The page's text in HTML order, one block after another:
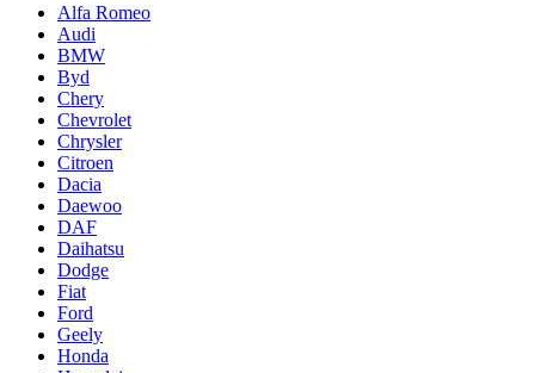
Alfa Romeo
Audi
BMW
Byd
Chery
Chevrolet
Chrysler
Citroen
Dacia
Daewoo
DAF
Daihatsu
Dodge
Fiat
Ford
Geely
Honda